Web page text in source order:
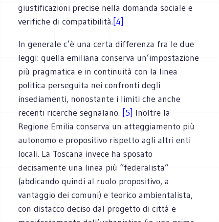
giustificazioni precise nella domanda sociale e
verifiche di compatibilità.[4]
In generale c’è una certa differenza fra le due
leggi: quella emiliana conserva un’impostazione
più pragmatica e in continuità con la linea
politica perseguita nei confronti degli
insediamenti, nonostante i limiti che anche
recenti ricerche segnalano. [5] Inoltre la
Regione Emilia conserva un atteggiamento più
autonomo e propositivo rispetto agli altri enti
locali. La Toscana invece ha sposato
decisamente una linea più “federalista”
(abdicando quindi al ruolo propositivo, a
vantaggio dei comuni) e teorico ambientalista,
con distacco deciso dal progetto di città e